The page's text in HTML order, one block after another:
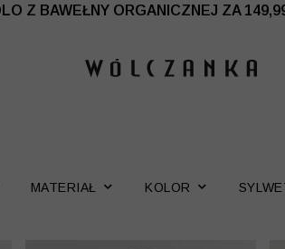
Z BAWEŁNY ORGANICZNEJ ZA
-50% | DODATKOWE -30% NA DRUGI I
MATERIAŁ KOLOR